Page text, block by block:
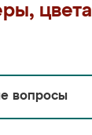
цвета
вопросы